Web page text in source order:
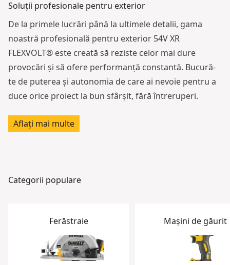
Soluții profesionale pentru exterior
De la primele lucrări până la ultimele detalii, gama
noastră profesională pentru exterior 54V XR
FLEXVOLT® este creată să reziste celor mai dure
provocări și să ofere performanță constantă. Bucură-
te de puterea și autonomia de care ai nevoie pentru a
duce orice proiect la bun sfârșit, fără întreruperi.
Aflați mai multe
Categorii populare
Ferăstraie Mașini de găurit